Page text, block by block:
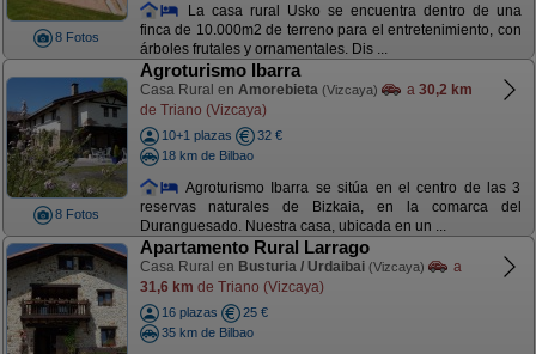
8 Fotos
La casa rural Usko se encuentra dentro de una
finca de 10.000m2 de terreno para el entretenimiento, con
árboles frutales y ornamentales. Dis ...
8 Fotos
Agroturismo Ibarra
Casa Rural en Amorebieta (Vizcaya) a 30,2 km
de Triano (Vizcaya)
10+1 plazas
32 €
18 km de Bilbao
Agroturismo Ibarra se sitúa en el centro de las 3
reservas naturales de Bizkaia, en la comarca del
Duranguesado. Nuestra casa, ubicada en un ...
Apartamento Rural Larrago
Casa Rural en Busturia / Urdaibai (Vizcaya)
a
31,6 km de Triano (Vizcaya)
16 plazas
25 €
35 km de Bilbao